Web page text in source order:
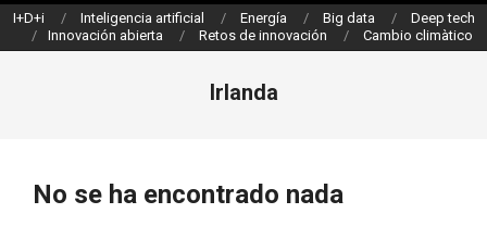
principal
I+D+i Inteligencia artificial Energía Big data
Deep tech
Innovación abierta
Retos de innovación Cambio climàtico
Irlanda
No se ha encontrado nada